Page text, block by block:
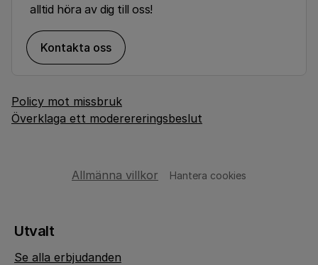
alltid höra av dig till oss!
Kontakta oss
Policy mot missbruk
Överklaga ett moderereringsbeslut
Allmänna villkor Hantera cookies
Utvalt
Se alla erbjudanden